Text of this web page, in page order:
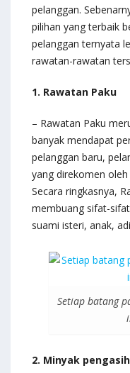
pelanggan.
pilihan yang terbaik
pelanggan ternyata
rawatan-rawatan
1. Rawatan Paku
– Rawatan Paku
banyak mendapat
pelanggan baru,
yang direkomen
Secara ringkasnya,
membuang sifat-
suami isteri, anak,
Setiap batang
2. Minyak